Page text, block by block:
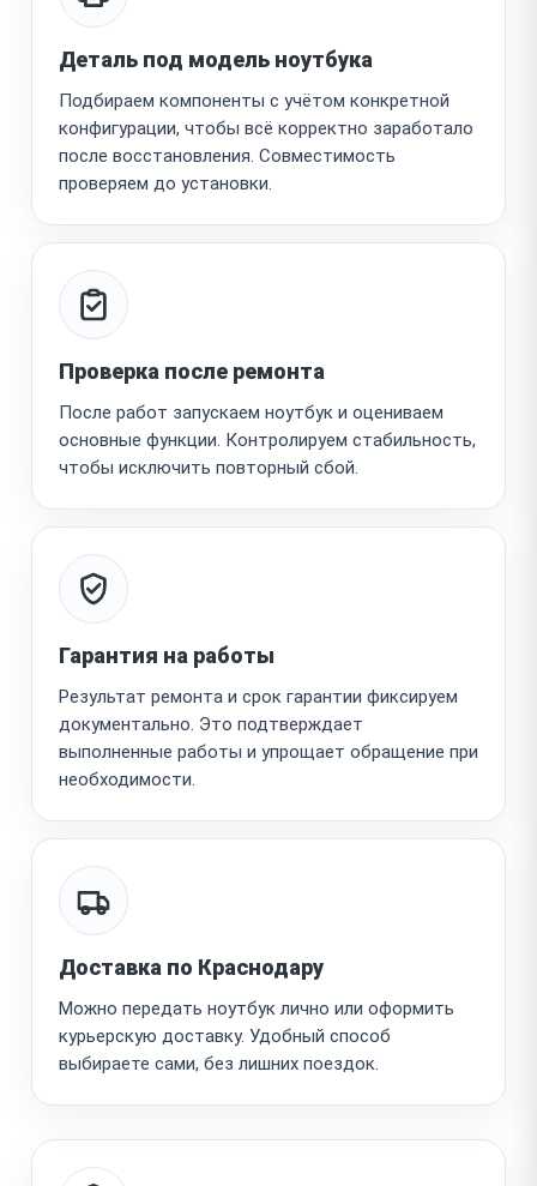
Деталь под модель ноутбука
Подбираем компоненты с учётом конкретной
конфигурации, чтобы всё корректно заработало
после восстановления. Совместимость
проверяем до установки.
Проверка после ремонта
После работ запускаем ноутбук и оцениваем
основные функции. Контролируем стабильность,
чтобы исключить повторный сбой.
Гарантия на работы
Результат ремонта и срок гарантии фиксируем
документально. Это подтверждает
выполненные работы и упрощает обращение при
необходимости.
Доставка по Краснодару
Можно передать ноутбук лично или оформить
курьерскую доставку. Удобный способ
выбираете сами, без лишних поездок.